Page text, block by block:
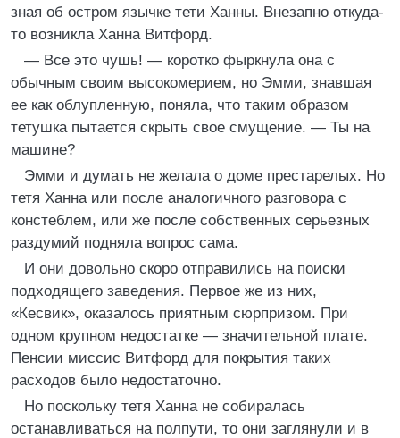
зная об остром язычке тети Ханны. Внезапно откуда-
то возникла Ханна Витфорд.
— Все это чушь! — коротко фыркнула она с
обычным своим высокомерием, но Эмми, знавшая
ее как облупленную, поняла, что таким образом
тетушка пытается скрыть свое смущение. — Ты на
машине?
Эмми и думать не желала о доме престарелых. Но
тетя Ханна или после аналогичного разговора с
констеблем, или же после собственных серьезных
раздумий подняла вопрос сама.
И они довольно скоро отправились на поиски
подходящего заведения. Первое же из них,
«Кесвик», оказалось приятным сюрпризом. При
одном крупном недостатке — значительной плате.
Пенсии миссис Витфорд для покрытия таких
расходов было недостаточно.
Но поскольку тетя Ханна не собиралась
останавливаться на полпути, то они заглянули и в